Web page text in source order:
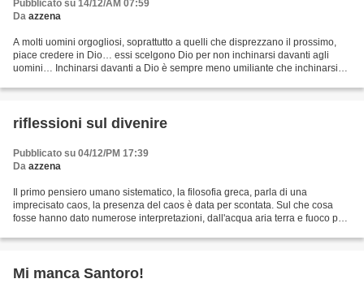
Pubblicato su 14/12/AM 07:59
Da azzena
A molti uomini orgogliosi, soprattutto a quelli che disprezzano il prossimo,
piace credere in Dio… essi scelgono Dio per non inchinarsi davanti agli
uomini… Inchinarsi davanti a Dio è sempre meno umiliante che inchinarsi
riflessioni sul divenire
Pubblicato su 04/12/PM 17:39
Da azzena
Il primo pensiero umano sistematico, la filosofia greca, parla di una
imprecisato caos, la presenza del caos è data per scontata. Sul che cosa
fosse hanno dato numerose interpretazioni, dall'acqua aria terra e fuoco per
Mi manca Santoro!